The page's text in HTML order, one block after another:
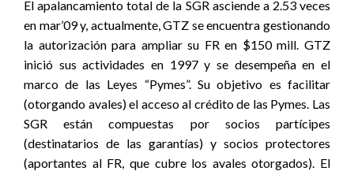
El apalancamiento total de la SGR asciende a 2.53 veces
en mar’09 y, actualmente, GTZ se encuentra gestionando
la autorización para ampliar su FR en $150 mill. GTZ
inició sus actividades en 1997 y se desempeña en el
marco de las Leyes “Pymes”. Su objetivo es facilitar
(otorgando avales) el acceso al crédito de las Pymes. Las
SGR están compuestas por socios partícipes
(destinatarios de las garantías) y socios protectores
(aportantes al FR, que cubre los avales otorgados). El